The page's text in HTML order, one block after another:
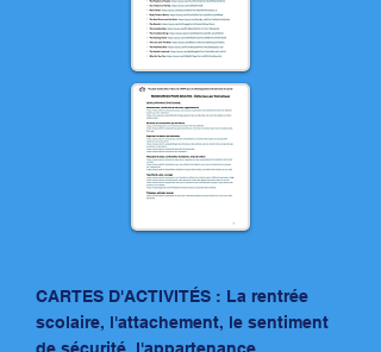
CARTES D'ACTIVITÉS : La rentrée
scolaire, l'attachement, le sentiment